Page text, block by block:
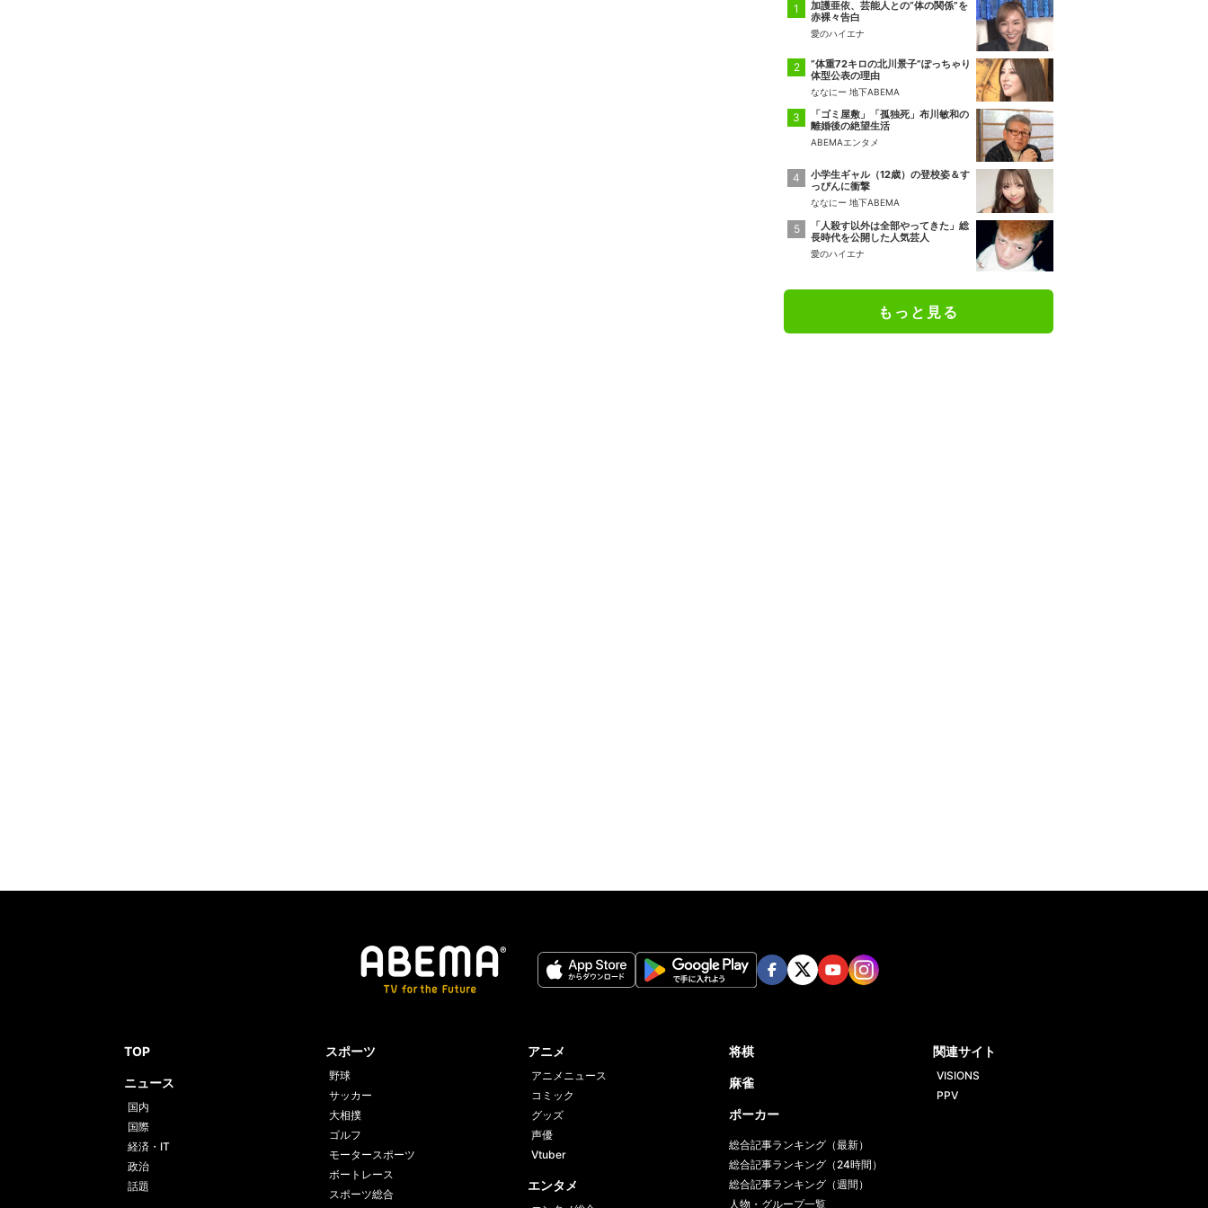
加護亜依、芸能人との“体の関係”を
赤裸々告白
愛のハイエナ
“体重72キロの北川景子”ぽっちゃり
体型公表の理由
ななにー 地下ABEMA
「ゴミ屋敷」「孤独死」布川敏和の
離婚後の絶望生活
ABEMAエンタメ
小学生ギャル（12歳）の登校姿＆す
っぴんに衝撃
ななにー 地下ABEMA
「人殺す以外は全部やってきた」総
長時代を公開した人気芸人
愛のハイエナ
もっと見る
TOP
ニュース
国内
国際
経済・IT
政治
話題
スポーツ
野球
サッカー
大相撲
ゴルフ
モータースポーツ
ボートレース
スポーツ総合
アニメ
アニメニュース
コミック
グッズ
声優
Vtuber
エンタメ
将棋
麻雀
ポーカー
総合記事ランキング（最新）
総合記事ランキング（24時間）
総合記事ランキング（週間）
人物・グループ一覧
関連サイト
VISIONS
PPV